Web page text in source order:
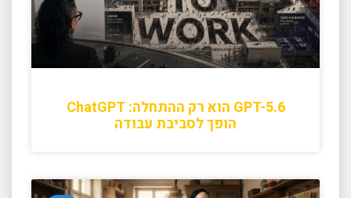
GPT-5.6 הוא רק ההתחלה: ChatGPT
הופך לסביבת עבודה